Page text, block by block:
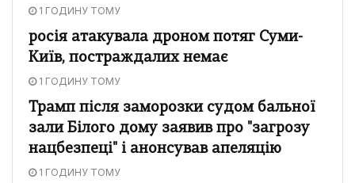
1 ГОДИНУ ТОМУ
росія атакувала дроном потяг Суми-
Київ, постраждалих немає
1 ГОДИНУ ТОМУ
Трамп після заморозки судом бальної
зали Білого дому заявив про "загрозу
нацбезпеці" і анонсував апеляцію
1 ГОДИНУ ТОМУ